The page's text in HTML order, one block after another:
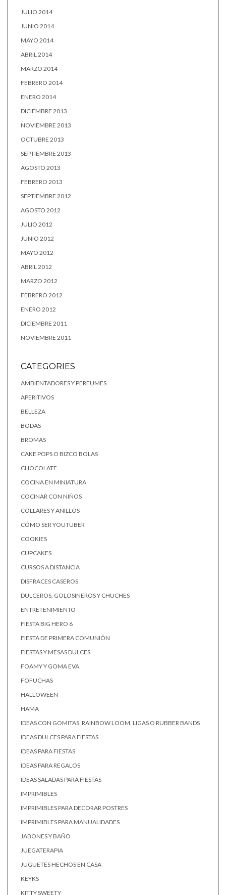
JULIO 2014
JUNIO 2014
MAYO 2014
ABRIL 2014
MARZO 2014
FEBRERO 2014
ENERO 2014
DICIEMBRE 2013
NOVIEMBRE 2013
OCTUBRE 2013
SEPTIEMBRE 2013
AGOSTO 2013
FEBRERO 2013
SEPTIEMBRE 2012
AGOSTO 2012
JULIO 2012
JUNIO 2012
MAYO 2012
ABRIL 2012
MARZO 2012
FEBRERO 2012
ENERO 2012
DICIEMBRE 2011
NOVIEMBRE 2011
CATEGORIES
AMBIENTADORES Y PERFUMES
APERITIVOS
BELLEZA
BODAS
BROMAS
CAKE POPS O BIZCO BOLAS
CHOCOLATE
COCINA EN MINIATURA
COCINAR CON NIÑOS
COLLARES Y ANILLOS
CÓMO SER YOUTUBER
COOKIES
CUPCAKES
CURSOS A DISTANCIA
DISFRACES CASEROS
DULCEROS, GOLOSINEROS Y CHUCHES
ENTRETENIMIENTO
FIESTA BIG HERO 6
FIESTA DE PRIMERA COMUNIÓN
FIESTAS Y MESAS DULCES
FOAMY Y GOMA EVA
FOFUCHAS
HALLOWEEN
HAMA
IDEAS CON GOMITAS, RAINBOW LOOM, LIGAS O RUBBER BANDS
IDEAS DULCES PARA FIESTAS
IDEAS PARA FIESTAS
IDEAS PARA REGALOS
IDEAS SALADAS PARA FIESTAS
IMPRIMIBLES
IMPRIMIBLES PARA DECORAR POSTRES
IMPRIMIBLES PARA MANUALIDADES
JABONES Y BAÑO
JUEGATERAPIA
JUGUETES HECHOS EN CASA
KEYKS
KITTY SWEETY